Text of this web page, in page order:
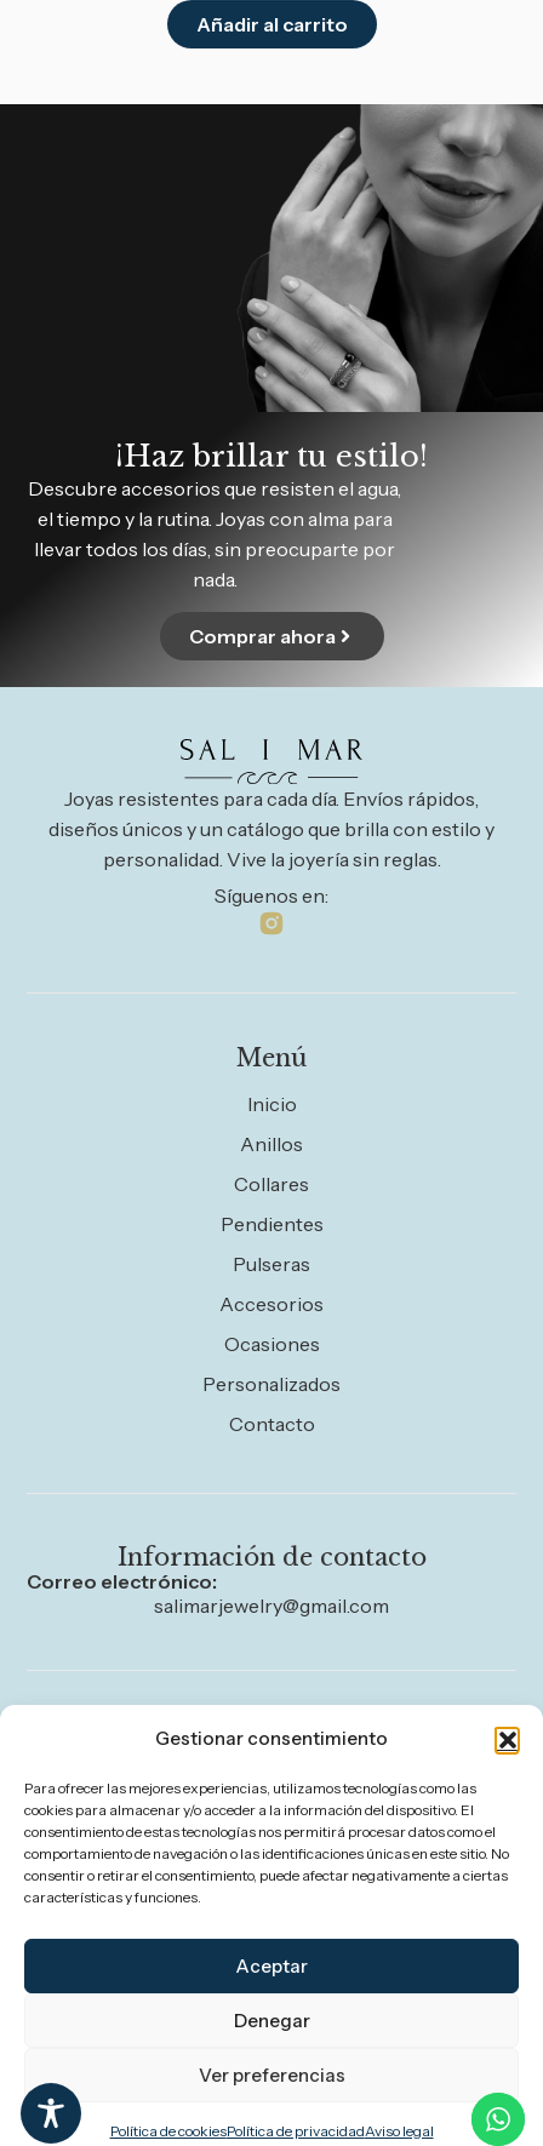
Gestionar consentimiento
Para ofrecer las mejores experiencias, utilizamos tecnologías como las
cookies para almacenar y/o acceder a la información del dispositivo. El
consentimiento de estas tecnologías nos permitirá procesar datos como el
comportamiento de navegación o las identificaciones únicas en este sitio. No
consentir o retirar el consentimiento, puede afectar negativamente a ciertas
características y funciones.
Aceptar
Denegar
Ver preferencias
Política de cookiesPolítica de privacidadAviso legal
Añadir al carrito
¡Haz brillar tu estilo!
Descubre accesorios que resisten el agua,
el tiempo y la rutina. Joyas con alma para
llevar todos los días, sin preocuparte por
nada.
Comprar ahora
Joyas resistentes para cada día. Envíos rápidos,
diseños únicos y un catálogo que brilla con estilo y
personalidad. Vive la joyería sin reglas.
Síguenos en:
Menú
Inicio
Anillos
Collares
Pendientes
Pulseras
Accesorios
Ocasiones
Personalizados
Contacto
Información de contacto
Correo electrónico:
salimarjewelry@gmail.com
Política de privacidad
Política de cookies (UE)
Política de envíos y devoluciones